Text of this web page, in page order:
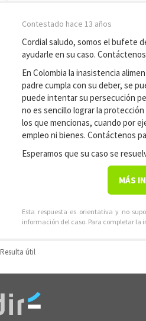
Contestado hace 13 años
Cordial saludo, somos el bufete
ayudarle en su caso.
En Colombia la inasistencia
padre cumpla con su deber, se
puede intentar su persecución
no es sencillo lograr la
los que mencionas, cuando por
empleo ni bienes. Contáctenos
Esperamos que su caso se
MÁS
Esta respuesta es orientativa y no
información del caso. Para completar la
Resulta útil